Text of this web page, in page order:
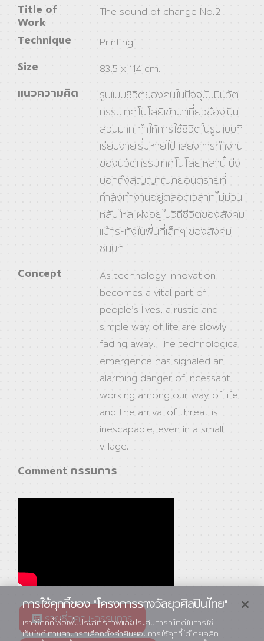
Title of
Work
The sound of change No.2
Technique Printing
Size 83.5 x 114 cm.
แนวความคิด
รูปแบบชีวิตของคนในปัจจุบันมีนวัต
กรรมเทคโนโลยีเข้ามาเกี่ยวข้องเป็น
ส่วนมาก ทำให้การใช้ชีวิตในรูปแบบที่
เรียบง่ายเริ่มหายไป เสียงการทำงาน
ของนวัตกรรมเทคโนโลยีเหล่านี้ บ่ง
บอกถึงสัญญาณภัยอันตรายที่
กำลังทำงานอยู่ตลอดเวลาที่ไม่มีวัน
หลับใหลแฝงอยู่ในวิถีชีวิตของสังคม
แม้กระทั่งในพื้นที่เล็กๆ ของสังคม
ชนบท
Concept
As technology innovation
becomes a vital part of
people’s lives, a rustic and
simple way of life are slowly
fading away. The technological
emergence has signaled an
alarming danger of incessant
working among our way of life
and the arrival of threat is
inescapable, even in a small
village.
Comment กรรมการ
รายชื่อคณะกรรมการ
การใช้คุกกี้ของ "โครงการรางวัลยุวศิลปินไทย"
เราใช้คุกกี้เพื่อเพิ่มประสิทธิภาพและประสบการณ์ที่ดีในการใช้
เว็บไซต์ ท่านสามารถเลือกตั้งค่ายินยอมการใช้คุกกี้ได้โดยคลิก